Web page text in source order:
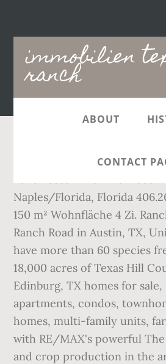
immobilien
ranch
Main
navigation
ABOUT
CONTACT
Frau Melanie Atzler Winter
Naples/Florida, Florida
150 m² Wohnfläche 4 Zi.
Ranch Road in Austin, TX,
have more than 60 species
18,000 acres of Texas Hill
Edinburg, TX homes for sale,
apartments, condos,
homes, multi-family units,
with RE/MAX's powerful
and crop production in the